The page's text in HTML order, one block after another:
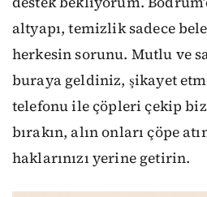
altyapı, temizlik sadece
herkesin sorunu. Mutlu ve
buraya geldiniz, şikayet
telefonu ile çöpleri çekip
bırakın, alın onları çöpe
haklarınızı yerine getirin.